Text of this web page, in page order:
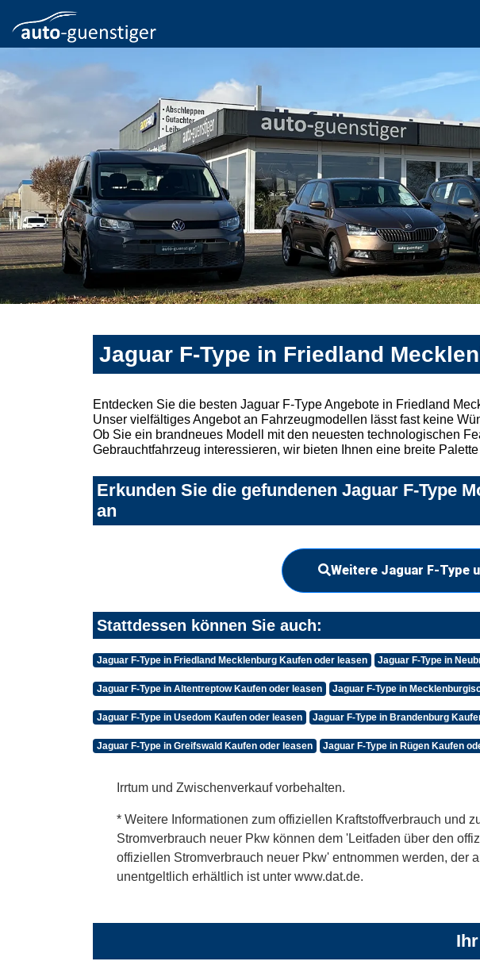
Jaguar F-Type in Friedland
Entdecken Sie die besten Jaguar F-Type Angebote in Friedland
Unser vielfältiges Angebot an Fahrzeugmodellen lässt fast keine
Ob Sie ein brandneues Modell mit den neuesten technologischen
Gebrauchtfahrzeug interessieren, wir bieten Ihnen eine breite
Erkunden Sie die gefundenen Jaguar F-Type
an
Weitere Jaguar F-Type
Stattdessen können Sie auch:
Jaguar F-Type in Friedland Mecklenburg Kaufen oder leasen Jaguar F-Type in
Jaguar F-Type in Altentreptow Kaufen oder leasen Jaguar F-Type in
Jaguar F-Type in Usedom Kaufen oder leasen Jaguar F-Type in Brandenburg
Jaguar F-Type in Greifswald Kaufen oder leasen Jaguar F-Type in Rügen Kaufen
Irrtum und Zwischenverkauf vorbehalten.
* Weitere Informationen zum offiziellen Kraftstoffverbrauch und
Stromverbrauch neuer Pkw können dem 'Leitfaden über den
offiziellen Stromverbrauch neuer Pkw' entnommen werden, der
unentgeltlich erhältlich ist unter www.dat.de.